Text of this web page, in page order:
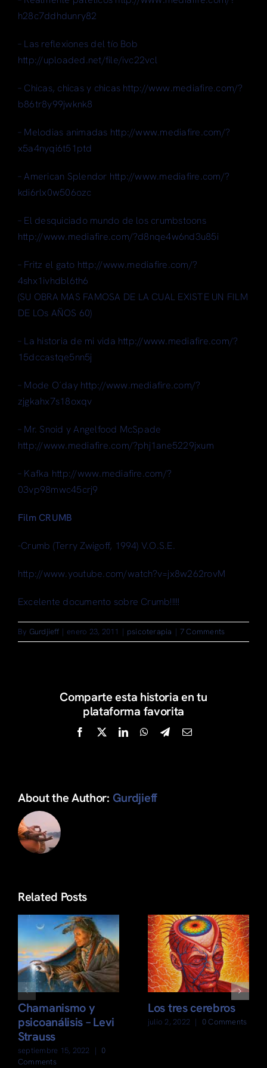
h28c7ddhdunry82
– Las reflexiones del tío Bob
http://uploaded.net/file/ivc22vcl
– Chicas, chicas y chicas http://www.mediafire.com/?
b86tr8y99jwknk8
– Melodias animadas http://www.mediafire.com/?
x5a4nyqi6t51ptd
– American Splendor http://www.mediafire.com/?
kdi6rlx0w506ozc
– El desquiciado mundo de los crumbstoons
http://www.mediafire.com/?d8nqe4w6nd3u85i
– Fritz el gato http://www.mediafire.com/?
4shx1ivhdbl6th6
(SU OBRA MAS FAMOSA DE LA CUAL EXISTE UN FILM
DE LOs AÑOS 60)
– La historia de mi vida http://www.mediafire.com/?
15dccastqe5nn5j
– Mode O´day http://www.mediafire.com/?
zjgkahx7s18oxqv
– Mr. Snoid y Angelfood McSpade
http://www.mediafire.com/?phj1ane5229jxum
– Kafka http://www.mediafire.com/?
03vp98mwc45crj9
Film CRUMB
-Crumb (Terry Zwigoff, 1994) V.O.S.E.
http://www.youtube.com/watch?v=jx8w262rovM
Excelente documento sobre Crumb!!!!!
By Gurdjieff | enero 23, 2011 | psicoterapia | 7 Comments
Comparte esta historia en tu
plataforma favorita
Facebook
X LinkedInWhatsApp
TelegramEmail
About the Author: Gurdjieff
Related Posts
Chamanismo y
psicoanálisis – Levi
Strauss
septiembre 15, 2022 | 0
Comments
Los tres cerebros
julio 2, 2022 | 0 Comments